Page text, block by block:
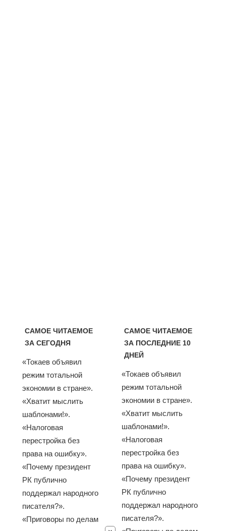
САМОЕ ЧИТАЕМОЕ
ЗА СЕГОДНЯ
«Токаев объявил
режим тотальной
экономии в стране».
«Хватит мыслить
шаблонами!».
«Налоговая
перестройка без
права на ошибку».
«Почему президент
РК публично
поддержал народного
писателя?».
«Приговоры по делам
САМОЕ ЧИТАЕМОЕ
ЗА ПОСЛЕДНИЕ 10
ДНЕЙ
«Токаев объявил
режим тотальной
экономии в стране».
«Хватит мыслить
шаблонами!».
«Налоговая
перестройка без
права на ошибку».
«Почему президент
РК публично
поддержал народного
писателя?».